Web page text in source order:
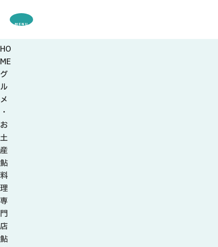
MENU
HO
ME
グ
ル
メ
・
お
土
産
鮎
料
理
専
門
店
鮎